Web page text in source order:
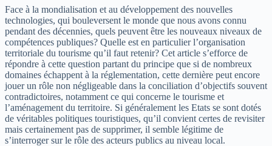
Face à la mondialisation et au développement des nouvelles
technologies, qui bouleversent le monde que nous avons connu
pendant des décennies, quels peuvent être les nouveaux niveaux de
compétences publiques? Quelle est en particulier l’organisation
territoriale du tourisme qu’il faut retenir? Cet article s’efforce de
répondre à cette question partant du principe que si de nombreux
domaines échappent à la réglementation, cette dernière peut encore
jouer un rôle non négligeable dans la conciliation d’objectifs souvent
contradictoires, notamment ce qui concerne le tourisme et
l’aménagement du territoire. Si généralement les Etats se sont dotés
de véritables politiques touristiques, qu’il convient certes de revisiter
mais certainement pas de supprimer, il semble légitime de
s’interroger sur le rôle des acteurs publics au niveau local.